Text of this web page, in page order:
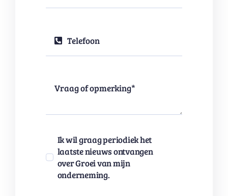
Ik wil graag periodiek het
laatste nieuws ontvangen
over Groei van mijn
onderneming.